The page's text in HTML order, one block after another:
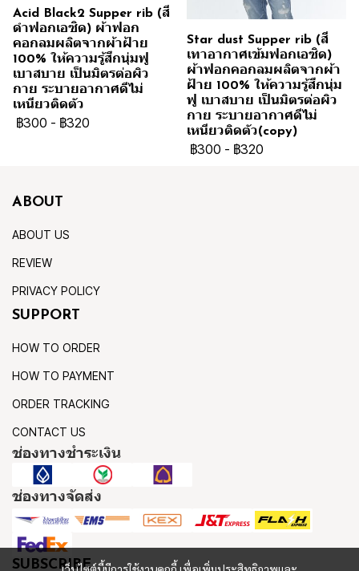
Acid Black2 Supper rib (สี
ดำฟอกเอซิด) ผ้าฟอก
คอกลมผลิตจากผ้าฝ้าย
100% ให้ความรู้สึกนุ่มฟู
เบาสบาย เป็นมิตรต่อผิว
กาย ระบายอากาศดีไม่
เหนียวติดตัว
฿300 - ฿320
Star dust Supper rib (สี
เทาอากาศเข้มฟอกเอซิด)
ผ้าฟอกคอกลมผลิตจากผ้า
ฝ้าย 100% ให้ความรู้สึกนุ่ม
ฟู เบาสบาย เป็นมิตรต่อผิว
กาย ระบายอากาศดีไม่
เหนียวติดตัว(copy)
฿300 - ฿320
ABOUT
ABOUT US
REVIEW
PRIVACY POLICY
SUPPORT
HOW TO ORDER
HOW TO PAYMENT
ORDER TRACKING
CONTACT US
ช่องทางชำระเงิน
ช่องทางจัดส่ง
SUBSCRIBE